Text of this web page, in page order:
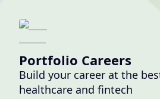
Portfolio Careers
Build your career at the
healthcare and fintech